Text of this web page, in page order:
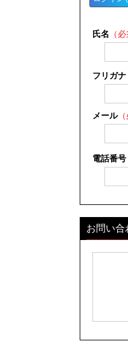
氏名 （必
フリガナ
メール（
電話番号
お問い合